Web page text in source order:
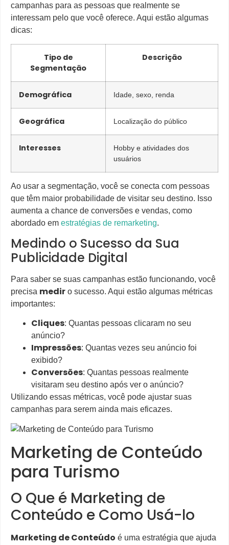
campanhas para as pessoas que realmente se
interessam pelo que você oferece. Aqui estão algumas
dicas:
Tipo de
Segmentação
Descrição
Demográfica Idade, sexo, renda
Geográfica Localização do público
Interesses
Hobby e atividades dos
usuários
Ao usar a segmentação, você se conecta com pessoas
que têm maior probabilidade de visitar seu destino. Isso
aumenta a chance de conversões e vendas, como
abordado em estratégias de remarketing.
Medindo o Sucesso da Sua
Publicidade Digital
Para saber se suas campanhas estão funcionando, você
precisa medir o sucesso. Aqui estão algumas métricas
importantes:
Cliques: Quantas pessoas clicaram no seu
anúncio?
Impressões: Quantas vezes seu anúncio foi
exibido?
Conversões: Quantas pessoas realmente
visitaram seu destino após ver o anúncio?
Utilizando essas métricas, você pode ajustar suas
campanhas para serem ainda mais eficazes.
Marketing de Conteúdo
para Turismo
O Que é Marketing de
Conteúdo e Como Usá-lo
Marketing de Conteúdo é uma estratégia que ajuda